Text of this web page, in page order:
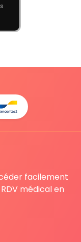
facilement
médical en